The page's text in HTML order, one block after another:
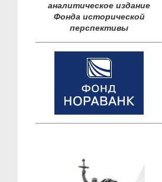
аналитическое издание
Фонда исторической
перспективы